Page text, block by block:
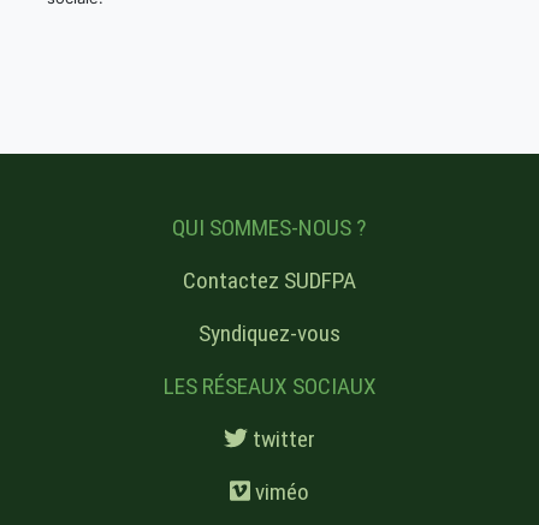
QUI SOMMES-NOUS ?
Contactez SUDFPA
Syndiquez-vous
LES RÉSEAUX SOCIAUX
twitter
viméo